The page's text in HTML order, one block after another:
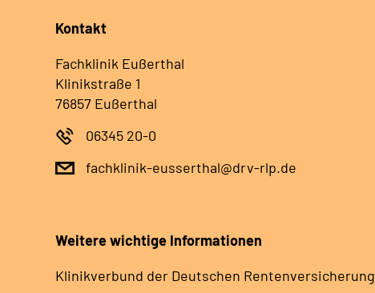
Kontakt
Fachklinik Eußerthal
Klinikstraße 1
76857 Eußerthal
06345 20-0
fachklinik-eusserthal@drv-rlp.de
Weitere wichtige Informationen
Klinikverbund der Deutschen